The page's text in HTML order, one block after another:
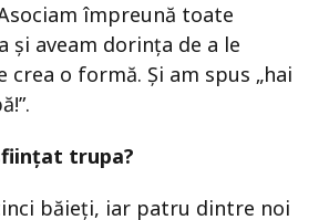
împreună toate
și aveam dorința de a le
crea o formă. Și am spus „hai
trupa?
băieți, iar patru dintre noi